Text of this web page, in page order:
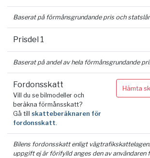
Baserat på förmånsgrundande pris och
Prisdel 1
Baserat på andel av hela förmånsgrundande
Fordonsskatt
Vill du se bilmodeller och
beräkna förmånsskatt?
Gå till skatteberäknaren för
fordonsskatt.
Hämta
Bilens fordonsskatt enligt
uppgift ej är förifylld anges den av användaren